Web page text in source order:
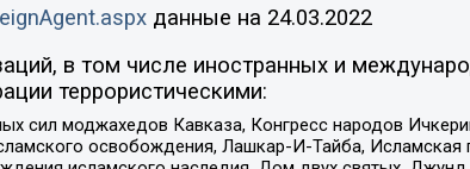
данные на 24.03.2022
в том числе иностранных и
террористическими:
моджахедов Кавказа, Конгресс народов
освобождения, Лашкар-И-Тайба, Исламская